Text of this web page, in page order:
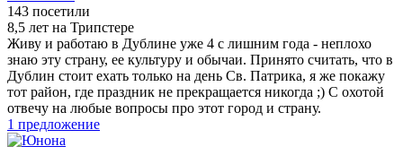
страстью и энергией, что позволило слушателям полностью
погрузиться в атмосферу. Я настоятельно рекомендую эту
экскурсию всем, кто хочет узнать больше о местной
культуре и истории. Юнона — отличный гид, который
умеет увлечь и передать свои знания. Это был
незабываемый опыт для моей семьи!
ещё
143 посетили
8,5 лет на Трипстере
Живу и работаю в Дублине уже 4 с лишним года - неплохо
знаю эту страну, ее культуру и обычаи. Принято считать, что в
Дублин стоит ехать только на день Св. Патрика, я же покажу
тот район, где праздник не прекращается никогда ;) С охотой
отвечу на любые вопросы про этот город и страну.
1 предложение